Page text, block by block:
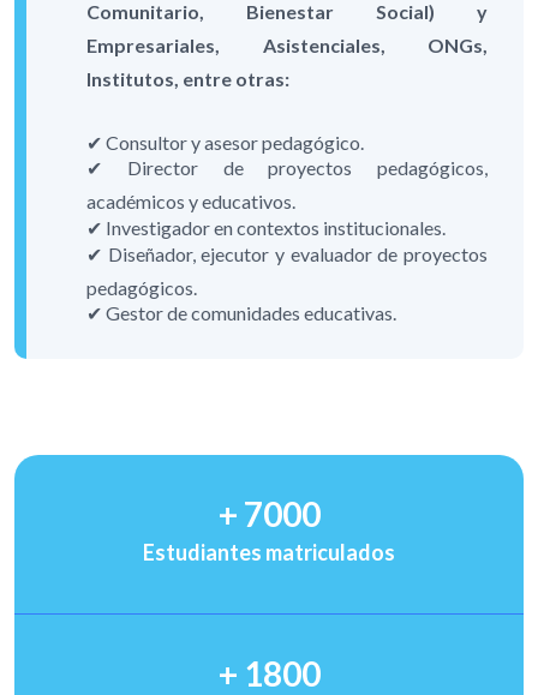
Comunitario, Bienestar Social) y
Empresariales, Asistenciales, ONGs,
Institutos, entre otras:
✔ Consultor y asesor pedagógico.
✔ Director de proyectos pedagógicos,
académicos y educativos.
✔ Investigador en contextos institucionales.
✔ Diseñador, ejecutor y evaluador de proyectos
pedagógicos.
✔ Gestor de comunidades educativas.
+ 7000
Estudiantes matriculados
+ 1800